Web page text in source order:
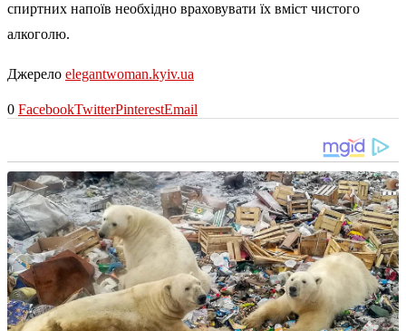
спиртних напоїв необхідно враховувати їх вміст чистого
алкоголю.
Джерело elegantwoman.kyiv.ua
0 FacebookTwitterPinterestEmail